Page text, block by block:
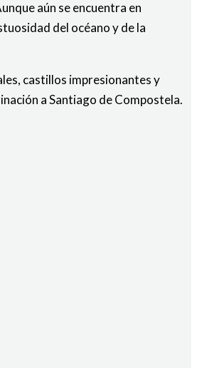
aún se encuentra en
del océano y de la
castillos impresionantes y
a Santiago de Compostela.